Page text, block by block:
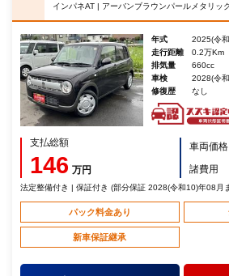
インパネAT | アーバンブラウンパールメタリック
年式
2025(令
走行距離
0.2万Km
排気量
660cc
車検
2028(令
修復歴
なし
支払総額
146 万円
車両価格
諸費用
法定整備付き | 保証付き (部分保証 2028(令和10)年08月
パック料金あり
新車保証継承